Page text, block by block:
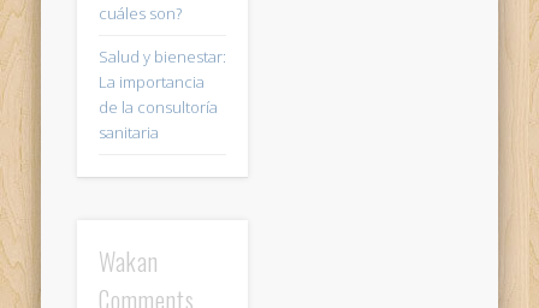
cuáles son?
Salud y bienestar:
La importancia
de la consultoría
sanitaria
Wakan
Comments